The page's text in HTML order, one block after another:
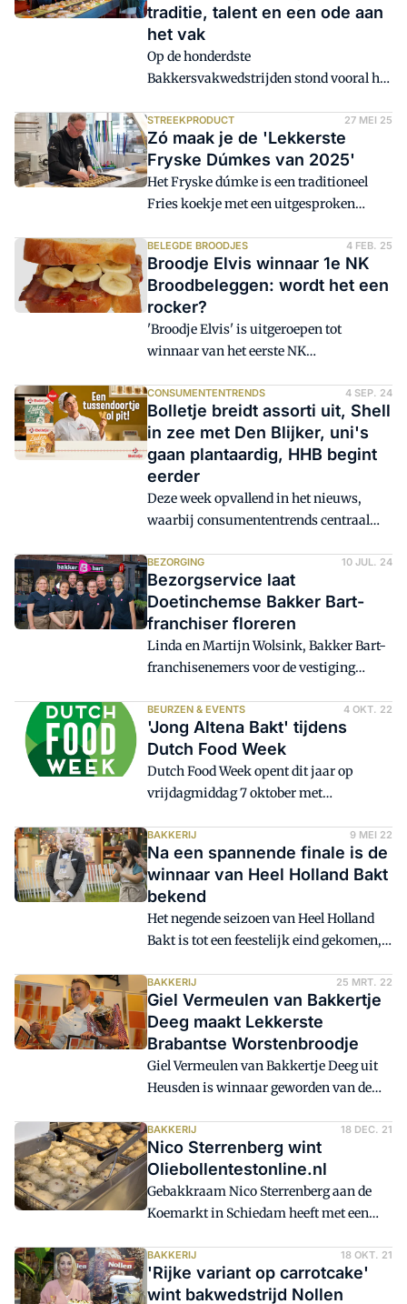
traditie, talent en een ode aan
het vak
Op de honderdste
Bakkersvakwedstrijden stond vooral het
du-Pain-winnaars Féra de Vries en Roy
Schepers tot het afscheid van jurylid
Nico Bloem en natuurlijk de
bekendmaking van de kampioenen. 'De
organisatie wil de lijn van
talentontwikkeling voortzetten', vertelt
spreekstalmeester Hanno Spanninga.
'De wedstrijden zijn springlevend.'
STREEKPRODUCT 27 MEI 25
Zó maak je de 'Lekkerste
Fryske Dúmkes van 2025'
Het Fryske dúmke is een traditioneel
Fries koekje met een uitgesproken
Boulanger Wietse Schiere legt uit hoe
deze brosse, anijsrijke lekkernij tot in
perfectie gebakken kan worden.
BELEGDE BROODJES 4 FEB. 25
Broodje Elvis winnaar 1e NK
Broodbeleggen: wordt het een
rocker?
'Broodje Elvis' is uitgeroepen tot
winnaar van het eerste NK
inzendingen is deze brioche met
pindakaas, banaan, bacon en jam
uitgeroepen tot winnaar door Friso en
Martijn Nelis van @Broodjestester en
het Nederlands Bakkerij Centrum.
CONSUMENTENTRENDS 4 SEP. 24
Bolletje breidt assorti uit, Shell
in zee met Den Blijker, uni's
gaan plantaardig, HHB begint
eerder
Deze week opvallend in het nieuws,
waarbij consumententrends centraal
zet opnieuw Bakker Daan in ter
promotie; het nieuwe uitzendseizoen
van Heel Holland Bakt staat in de
startblokken; energie-gigant Shell huurt
topkok Herman den Blijker in om
culinaire specials op de kaart te zetten.
universiteiten maakt werk van de
eiwittransitie.
BEZORGING 10 JUL. 24
Bezorgservice laat
Doetinchemse Bakker Bart-
franchiser floreren
Linda en Martijn Wolsink, Bakker Bart-
franchisenemers voor de vestiging
Franchisenemer van het Jaar 2024. Dat
komt mede door hun uitstekende
bezorgservice. Samen met nog twaalf
andere ondernemers dingen Linda en
Martijn mee naar deze titel.
BEURZEN & EVENTS 4 OKT. 22
'Jong Altena Bakt' tijdens
Dutch Food Week
Dutch Food Week opent dit jaar op
vrijdagmiddag 7 oktober met
centrum van 's-Hertogenbosch. In de
week van 8 tot en met 15 oktober vinden
allerlei activiteiten plaats, zoals 'Jong
Altena Bakt'. Hierbij proberen duo's in de
leeftijd van twaalf tot en met achttien
jaar in het Altena College in Sleeuwijk de
wordt vervolgens verkocht door bakkerij
Verba.
BAKKERIJ 9 MEI 22
Na een spannende finale is de
winnaar van Heel Holland Bakt
bekend
Het negende seizoen van Heel Holland
Bakt is tot een feestelijk eind gekomen,
Amsterdam. Hij stond in de finale met
Zeinab en Tom. De finalisten waren
enorm aan elkaar gewaagd, het bleef tot
het laatste moment spannend wie zou
winnen.
BAKKERIJ 25 MRT. 22
Giel Vermeulen van Bakkertje
Deeg maakt Lekkerste
Brabantse Worstenbroodje
Giel Vermeulen van Bakkertje Deeg uit
Heusden is winnaar geworden van de
Worstenbroodje 2022. De winnaar kreeg
de felbegeerde wisseltrofee
woensdagavond in De Rooi Pannen in
Eindhoven uit handen van Rob
Scheepers, bekend tonprater, entertainer
BAKKERIJ 18 DEC. 21
Nico Sterrenberg wint
Oliebollentestonline.nl
Gebakkraam Nico Sterrenberg aan de
Koemarkt in Schiedam heeft met een
gewonnen. Vandaag heeft de club van
anonieme vrijwilligers, ondersteund
door twee eveneens anonieme experts,
BAKKERIJ 18 OKT. 21
'Rijke variant op carrotcake'
wint bakwedstrijd Nollen